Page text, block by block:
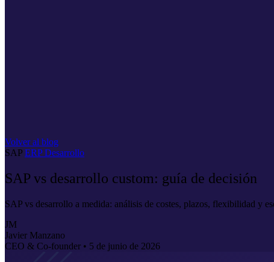
Volver al blog
SAP ERPDesarrollo
SAP vs desarrollo custom: guía de decisión
SAP vs desarrollo a medida: análisis de costes, plazos, flexibilidad y
JM
Javier Manzano
CEO & Co-founder • 5 de junio de 2026